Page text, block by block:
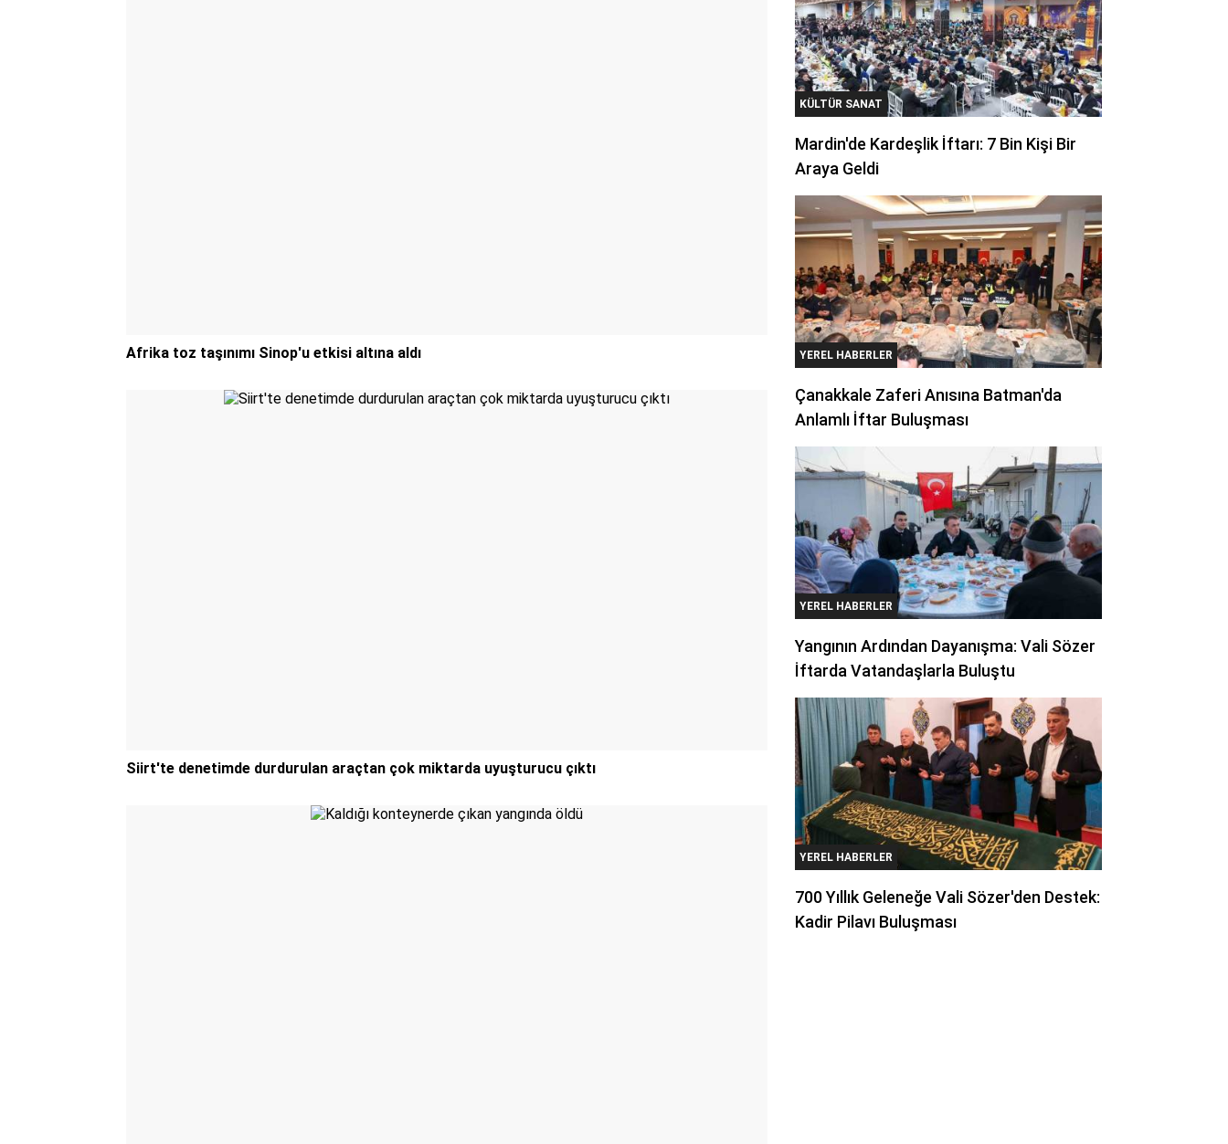
Afrika toz taşınımı Sinop'u etkisi altına aldı
Siirt'te denetimde durdurulan araçtan çok miktarda uyuşturucu çıktı
KÜLTÜR SANAT
Mardin'de Kardeşlik İftarı: 7 Bin Kişi Bir
Araya Geldi
YEREL HABERLER
Çanakkale Zaferi Anısına Batman'da
Anlamlı İftar Buluşması
YEREL HABERLER
Yangının Ardından Dayanışma: Vali Sözer
İftarda Vatandaşlarla Buluştu
YEREL HABERLER
700 Yıllık Geleneğe Vali Sözer'den Destek:
Kadir Pilavı Buluşması